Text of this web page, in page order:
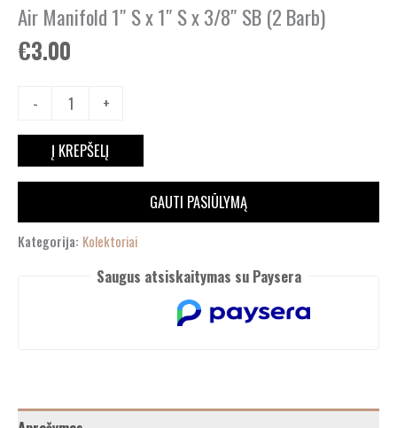
Air Manifold 1″ S x 1″ S x 3/8″ SB (2 Barb)
€3.00
- +
Į KREPŠELĮ
GAUTI PASIŪLYMĄ
Kategorija: Kolektoriai
Saugus atsiskaitymas su Paysera